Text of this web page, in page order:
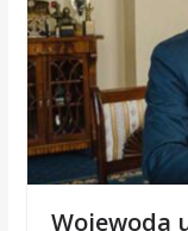
Wojewoda